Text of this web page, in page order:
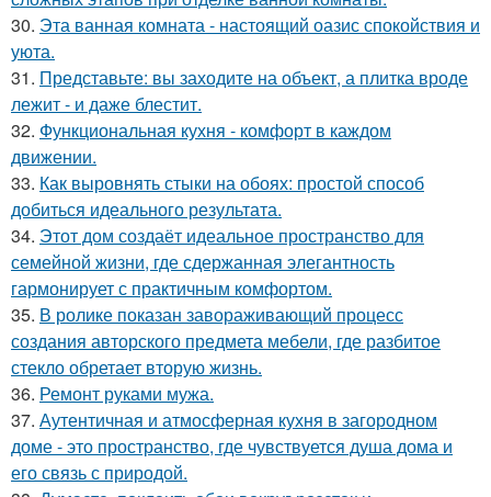
30. Эта ванная комната - настоящий оазис спокойствия и
уюта.
31. Представьте: вы заходите на объект, а плитка вроде
лежит - и даже блестит.
32. Функциональная кухня - комфорт в каждом
движении.
33. Как выровнять стыки на обоях: простой способ
добиться идеального результата.
34. Этот дом создаёт идеальное пространство для
семейной жизни, где сдержанная элегантность
гармонирует с практичным комфортом.
35. В ролике показан завораживающий процесс
создания авторского предмета мебели, где разбитое
стекло обретает вторую жизнь.
36. Ремонт руками мужа.
37. Аутентичная и атмосферная кухня в загородном
доме - это пространство, где чувствуется душа дома и
его связь с природой.